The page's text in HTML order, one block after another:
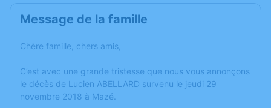
Message de la famille
Chère famille, chers amis,
C’est avec une grande tristesse que nous vous annonçons
le décès de Lucien ABELLARD survenu le jeudi 29
novembre 2018 à Mazé.